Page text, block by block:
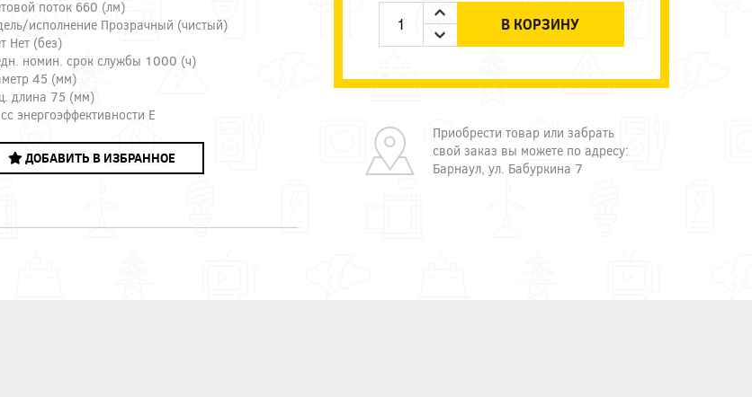
поток 660 (лм)
исполнение Прозрачный (чистый)
Нет (без)
номин. срок службы 1000 (ч)
45 (мм)
длина 75 (мм)
энергоэффективности E
ДОБАВИТЬ В ИЗБРАННОЕ
В КОРЗИНУ
Приобрести товар или забрать
свой заказ вы можете по адресу:
Барнаул, ул. Бабуркина 7